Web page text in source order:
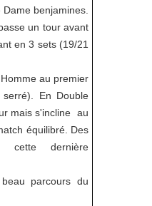
benjamines.
un tour avant
en 3 sets (19/21
au premier
En Double
mais s'incline au
équilibré. Des
cette dernière
parcours du